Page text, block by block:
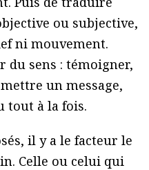
ou subjective,
ni mouvement.
du sens : témoigner,
un message,
tout à la fois.
il y a le facteur le
Celle ou celui qui